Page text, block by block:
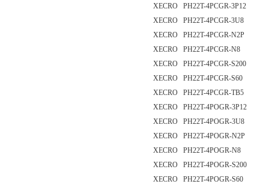
XECRO PH22T-4PCGR-3P12
XECRO PH22T-4PCGR-3U8
XECRO PH22T-4PCGR-N2P
XECRO PH22T-4PCGR-N8
XECRO PH22T-4PCGR-S200
XECRO PH22T-4PCGR-S60
XECRO PH22T-4PCGR-TB5
XECRO PH22T-4POGR-3P12
XECRO PH22T-4POGR-3U8
XECRO PH22T-4POGR-N2P
XECRO PH22T-4POGR-N8
XECRO PH22T-4POGR-S200
XECRO PH22T-4POGR-S60